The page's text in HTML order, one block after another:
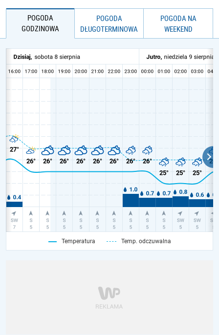
POGODA
GODZINOWA
POGODA
DŁUGOTERMINOWA
POGODA NA
WEEKEND
Temperatura Temp. odczuwalna